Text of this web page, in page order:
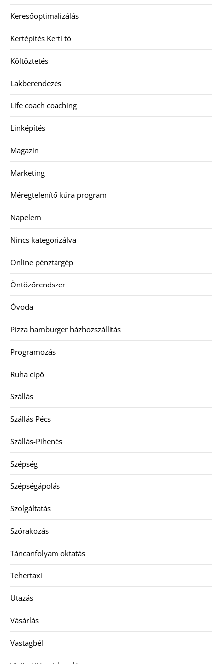
Keresőoptimalizálás
Kertépítés Kerti tó
Költöztetés
Lakberendezés
Life coach coaching
Linképítés
Magazin
Marketing
Méregtelenítő kúra program
Napelem
Nincs kategorizálva
Online pénztárgép
Öntözőrendszer
Óvoda
Pizza hamburger házhozszállítás
Programozás
Ruha cipő
Szállás
Szállás Pécs
Szállás-Pihenés
Szépség
Szépségápolás
Szolgáltatás
Szórakozás
Táncanfolyam oktatás
Tehertaxi
Utazás
Vásárlás
Vastagbél